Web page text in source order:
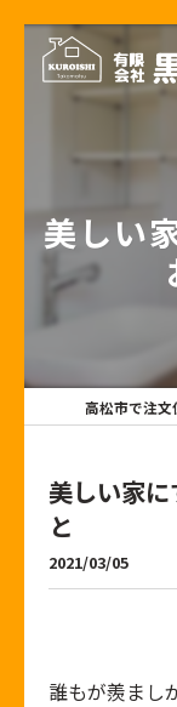
美しい
美しい家
と
2021/03/05
誰もが羨まし